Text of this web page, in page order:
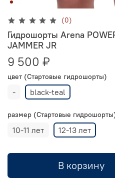
(0)
Гидрошорты Arena
JAMMER JR
9 500 ₽
цвет (Стартовые гидрошорты)
- black-teal
размер (Стартовые
10-11 лет 12-13 лет
В корзину